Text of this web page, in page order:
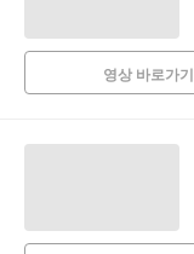
영상 바로가기